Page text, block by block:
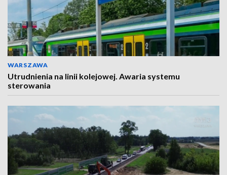
WARSZAWA
Utrudnienia na linii kolejowej. Awaria systemu
sterowania